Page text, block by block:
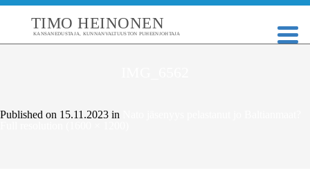
TIMO HEINONEN
KANSANEDUSTAJA, KUNNANVALTUUSTON PUHEENJOHTAJA
Published on 15.11.2023 in